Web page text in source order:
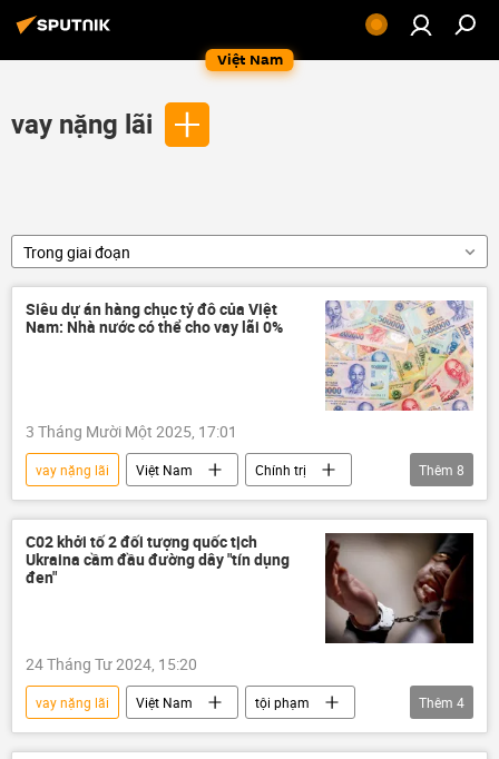
Việt Nam
vay nặng lãi
Trong giai đoạn
Siêu dự án hàng chục tỷ đô của Việt
Nam: Nhà nước có thể cho vay lãi 0%
3 Tháng Mười Một 2025, 17:01
vay nặng lãi Việt Nam
Chính trị
Kinh tế
nhập khẩu
công nghệ
ngân sách
đầu tư
Bộ Tư pháp
doanh nghiệp
Công nghiệp
Thêm 8
C02 khởi tố 2 đối tượng quốc tịch
Ukraina cầm đầu đường dây "tín dụng
đen"
24 Tháng Tư 2024, 15:20
vay nặng lãi Việt Nam
tội phạm
vay tiền
Ukraina
Xã hội
Thêm 4